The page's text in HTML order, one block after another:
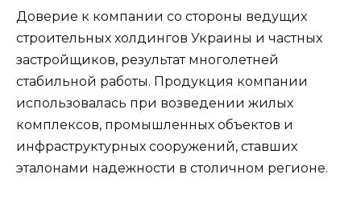
Доверие к компании со стороны ведущих
строительных холдингов Украины и частных
застройщиков, результат многолетней
стабильной работы. Продукция компании
использовалась при возведении жилых
комплексов, промышленных объектов и
инфраструктурных сооружений, ставших
эталонами надежности в столичном регионе.